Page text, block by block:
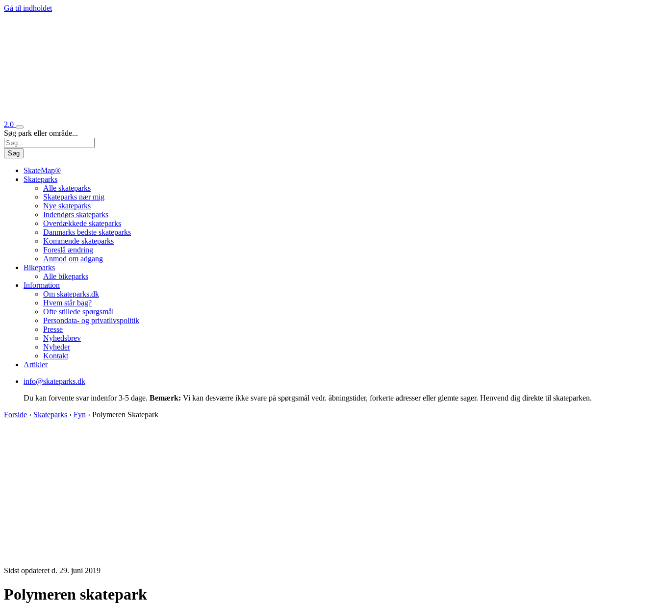
Gå til indholdet
2.0
Søg park eller område...
Søg
SkateMap®
Skateparks
Alle skateparks
Skateparks nær mig
Nye skateparks
Indendørs skateparks
Overdækkede skateparks
Danmarks bedste skateparks
Kommende skateparks
Foreslå ændring
Anmod om adgang
Bikeparks
Alle bikeparks
Information
Om skateparks.dk
Hvem står bag?
Ofte stillede spørgsmål
Persondata- og privatlivspolitik
Presse
Nyhedsbrev
Nyheder
Kontakt
Artikler
info@skateparks.dk
Du kan forvente svar indenfor 3-5 dage. Bemærk: Vi kan desværre ikke svare på spørgsmål vedr. åbningstider, forkerte adresser eller glemte sager. Henvend dig direkte til skateparken.
Forside › Skateparks › Fyn › Polymeren Skatepark
Sidst opdateret d. 29. juni 2019
Polymeren skatepark